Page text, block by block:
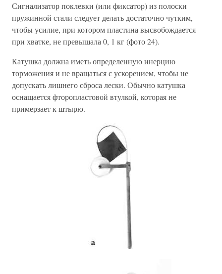
Сигнализатор поклевки (или фиксатор) из полоски
пружинной стали следует делать достаточно чутким,
чтобы усилие, при котором пластина высвобождается
при хватке, не превышала 0, 1 кг (фото 24).
Катушка должна иметь определенную инерцию
торможения и не вращаться с ускорением, чтобы не
допускать лишнего сброса лески. Обычно катушка
оснащается фторопластовой втулкой, которая не
примерзает к штырю.